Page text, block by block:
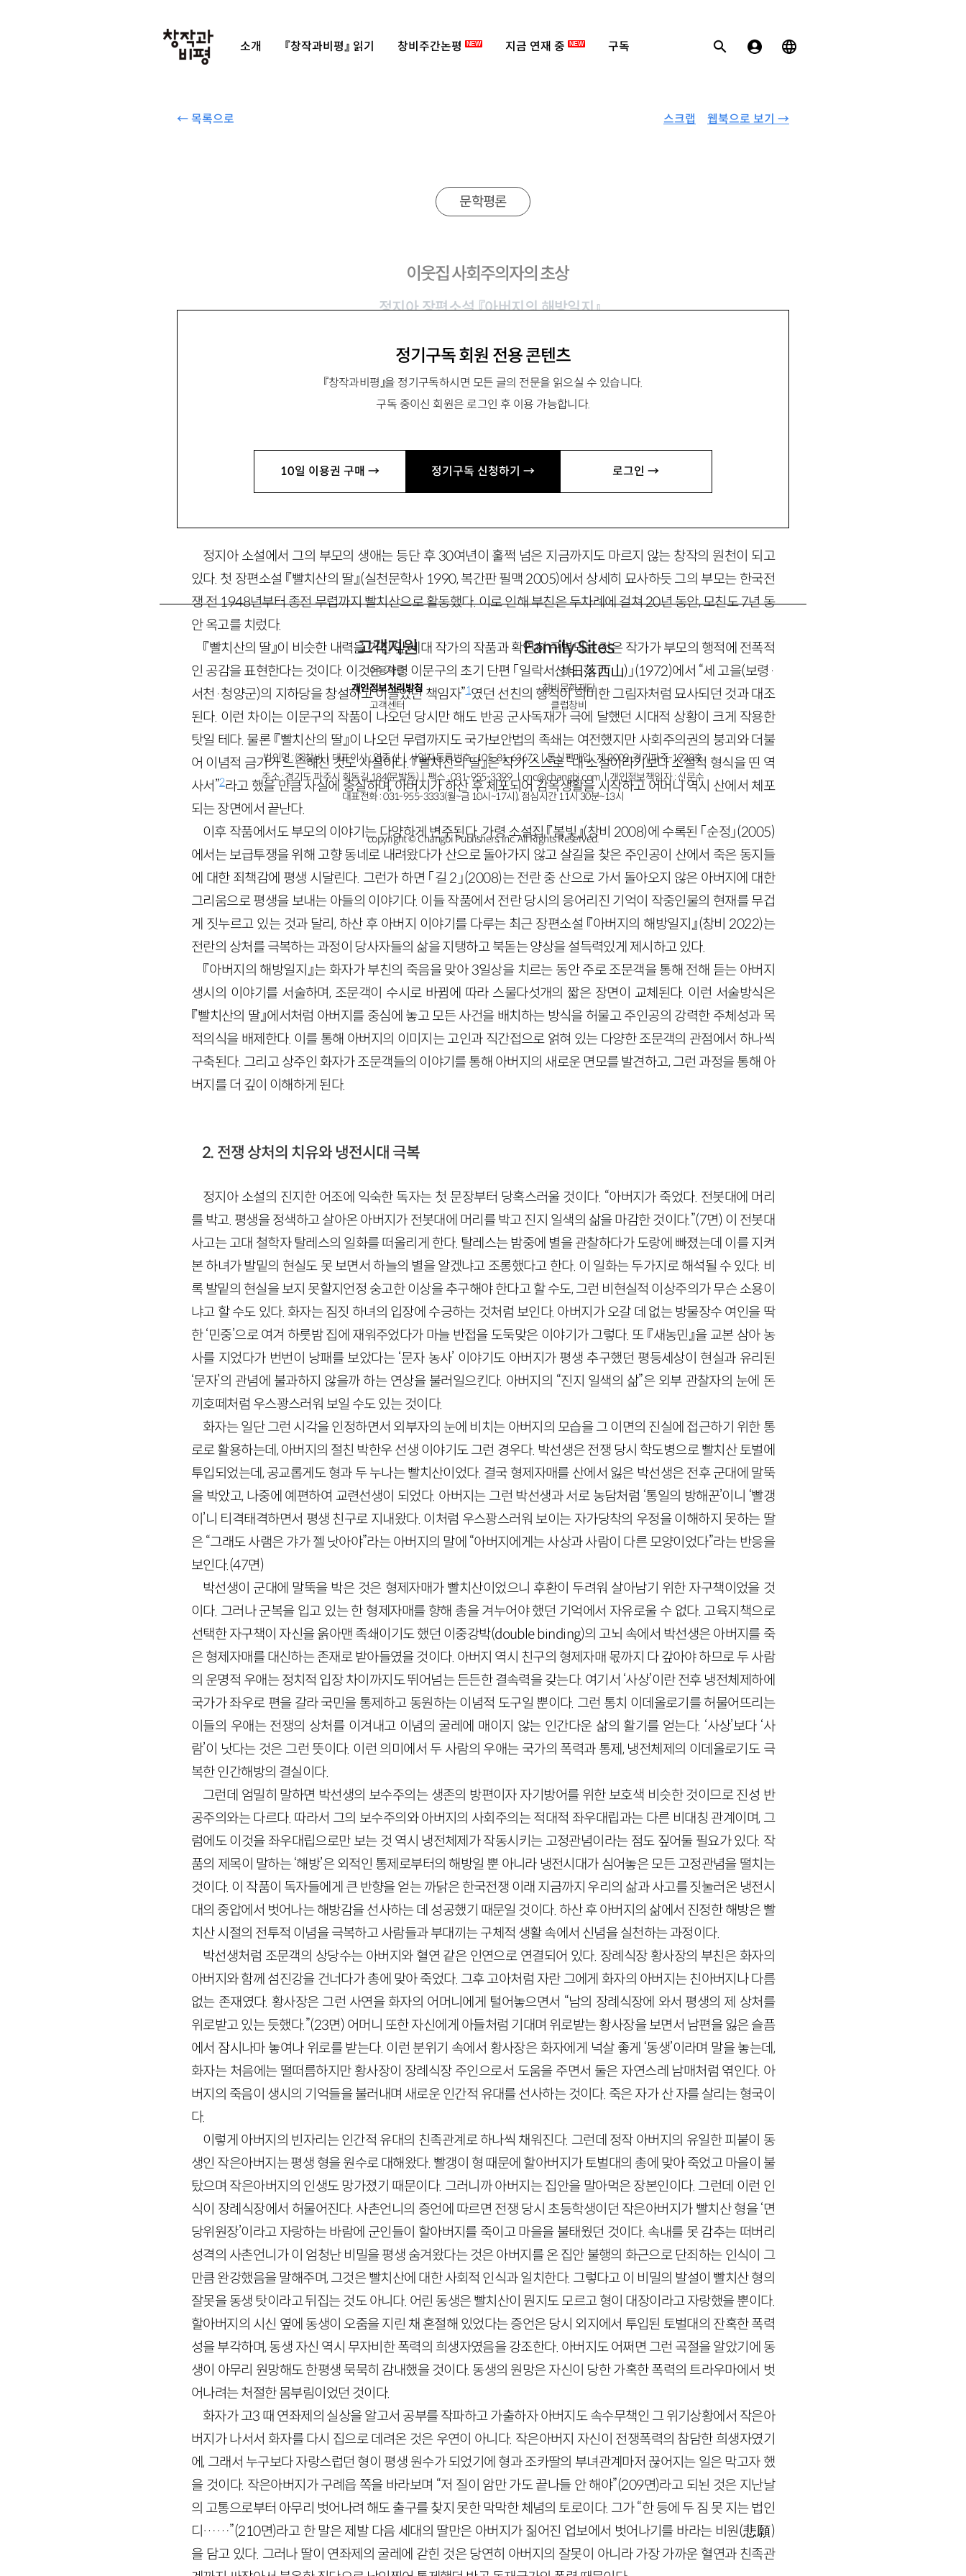
소개 『창작과비평』 읽기 창비주간논평 NEW 지금 연재 중 NEW 구독
← 목록으로 웹북으로 보기 →
스크랩
정기구독 회원 전용 콘텐츠
『창작과비평』을 정기구독하시면 모든 글의 전문을 읽으실 수 있습니다.
구독 중이신 회원은 로그인 후 이용 가능합니다.
10일 이용권 구매 → 정기구독 신청하기 → 로그인 →
문학평론
이웃집 사회주의자의 초상
정지아 장편소설 『아버지의 해방일지』
정지아 소설에서 그의 부모의 생애는 등단 후 30여년이 훌쩍 넘은 지금까지도 마르지 않는 창작의 원천이 되고
있다. 첫 장편소설 『빨치산의 딸』(실천문학사 1990, 복간판 필맥 2005)에서 상세히 묘사하듯 그의 부모는 한국전
쟁 전 1948년부터 종전 무렵까지 빨치산으로 활동했다. 이로 인해 부친은 두차례에 걸쳐 20년 동안, 모친도 7년 동
안 옥고를 치렀다.
『빨치산의 딸』이 비슷한 내력을 가진 앞 세대 작가의 작품과 확연히 구별되는 것은 작가가 부모의 행적에 전폭적
인 공감을 표현한다는 것이다. 이것은 가령 이문구의 초기 단편 「일락서산(日落西山)」(1972)에서 “세 고을(보령·
서천·청양군)의 지하당을 창설하고 이끌었던 책임자”1였던 선친의 행적이 희미한 그림자처럼 묘사되던 것과 대조
된다. 이런 차이는 이문구의 작품이 나오던 당시만 해도 반공 군사독재가 극에 달했던 시대적 상황이 크게 작용한
탓일 테다. 물론 『빨치산의 딸』이 나오던 무렵까지도 국가보안법의 족쇄는 여전했지만 사회주의권의 붕괴와 더불
어 이념적 금기가 느슨해진 것도 사실이다. 『빨치산의 딸』은 작가 스스로 “내 소설이라기보다 소설적 형식을 띤 역
사서”2라고 했을 만큼 사실에 충실하며, 아버지가 하산 후 체포되어 감옥생활을 시작하고 어머니 역시 산에서 체포
되는 장면에서 끝난다.
이후 작품에서도 부모의 이야기는 다양하게 변주된다. 가령 소설집 『봄빛』(창비 2008)에 수록된 「순정」(2005)
에서는 보급투쟁을 위해 고향 동네로 내려왔다가 산으로 돌아가지 않고 살길을 찾은 주인공이 산에서 죽은 동지들
에 대한 죄책감에 평생 시달린다. 그런가 하면 「길 2」(2008)는 전란 중 산으로 가서 돌아오지 않은 아버지에 대한
그리움으로 평생을 보내는 아들의 이야기다. 이들 작품에서 전란 당시의 응어리진 기억이 작중인물의 현재를 무겁
게 짓누르고 있는 것과 달리, 하산 후 아버지 이야기를 다루는 최근 장편소설 『아버지의 해방일지』(창비 2022)는
전란의 상처를 극복하는 과정이 당사자들의 삶을 지탱하고 북돋는 양상을 설득력있게 제시하고 있다.
『아버지의 해방일지』는 화자가 부친의 죽음을 맞아 3일상을 치르는 동안 주로 조문객을 통해 전해 듣는 아버지
생시의 이야기를 서술하며, 조문객이 수시로 바뀜에 따라 스물다섯개의 짧은 장면이 교체된다. 이런 서술방식은
『빨치산의 딸』에서처럼 아버지를 중심에 놓고 모든 사건을 배치하는 방식을 허물고 주인공의 강력한 주체성과 목
적의식을 배제한다. 이를 통해 아버지의 이미지는 고인과 직간접으로 얽혀 있는 다양한 조문객의 관점에서 하나씩
구축된다. 그리고 상주인 화자가 조문객들의 이야기를 통해 아버지의 새로운 면모를 발견하고, 그런 과정을 통해 아
버지를 더 깊이 이해하게 된다.
2. 전쟁 상처의 치유와 냉전시대 극복
정지아 소설의 진지한 어조에 익숙한 독자는 첫 문장부터 당혹스러울 것이다. “아버지가 죽었다. 전봇대에 머리
를 박고. 평생을 정색하고 살아온 아버지가 전봇대에 머리를 박고 진지 일색의 삶을 마감한 것이다.”(7면) 이 전봇대
사고는 고대 철학자 탈레스의 일화를 떠올리게 한다. 탈레스는 밤중에 별을 관찰하다가 도랑에 빠졌는데 이를 지켜
본 하녀가 발밑의 현실도 못 보면서 하늘의 별을 알겠냐고 조롱했다고 한다. 이 일화는 두가지로 해석될 수 있다. 비
록 발밑의 현실을 보지 못할지언정 숭고한 이상을 추구해야 한다고 할 수도, 그런 비현실적 이상주의가 무슨 소용이
냐고 할 수도 있다. 화자는 짐짓 하녀의 입장에 수긍하는 것처럼 보인다. 아버지가 오갈 데 없는 방물장수 여인을 딱
한 ‘민중’으로 여겨 하룻밤 집에 재워주었다가 마늘 반접을 도둑맞은 이야기가 그렇다. 또 『새농민』을 교본 삼아 농
사를 지었다가 번번이 낭패를 보았다는 ‘문자 농사’ 이야기도 아버지가 평생 추구했던 평등세상이 현실과 유리된
‘문자’의 관념에 불과하지 않을까 하는 연상을 불러일으킨다. 아버지의 “진지 일색의 삶”은 외부 관찰자의 눈에 돈
끼호떼처럼 우스꽝스러워 보일 수도 있는 것이다.
화자는 일단 그런 시각을 인정하면서 외부자의 눈에 비치는 아버지의 모습을 그 이면의 진실에 접근하기 위한 통
로로 활용하는데, 아버지의 절친 박한우 선생 이야기도 그런 경우다. 박선생은 전쟁 당시 학도병으로 빨치산 토벌에
투입되었는데, 공교롭게도 형과 두 누나는 빨치산이었다. 결국 형제자매를 산에서 잃은 박선생은 전후 군대에 말뚝
을 박았고, 나중에 예편하여 교련선생이 되었다. 아버지는 그런 박선생과 서로 농담처럼 ‘통일의 방해꾼’이니 ‘빨갱
이’니 티격태격하면서 평생 친구로 지내왔다. 이처럼 우스꽝스러워 보이는 자가당착의 우정을 이해하지 못하는 딸
은 “그래도 사램은 갸가 젤 낫아야”라는 아버지의 말에 “아버지에게는 사상과 사람이 다른 모양이었다”라는 반응을
보인다.(47면)
박선생이 군대에 말뚝을 박은 것은 형제자매가 빨치산이었으니 후환이 두려워 살아남기 위한 자구책이었을 것
이다. 그러나 군복을 입고 있는 한 형제자매를 향해 총을 겨누어야 했던 기억에서 자유로울 수 없다. 고육지책으로
선택한 자구책이 자신을 옭아맨 족쇄이기도 했던 이중강박(double binding)의 고뇌 속에서 박선생은 아버지를 죽
은 형제자매를 대신하는 존재로 받아들였을 것이다. 아버지 역시 친구의 형제자매 몫까지 다 갚아야 하므로 두 사람
의 운명적 우애는 정치적 입장 차이까지도 뛰어넘는 든든한 결속력을 갖는다. 여기서 ‘사상’이란 전후 냉전체제하에
국가가 좌우로 편을 갈라 국민을 통제하고 동원하는 이념적 도구일 뿐이다. 그런 통치 이데올로기를 허물어뜨리는
이들의 우애는 전쟁의 상처를 이겨내고 이념의 굴레에 매이지 않는 인간다운 삶의 활기를 얻는다. ‘사상’보다 ‘사
람’이 낫다는 것은 그런 뜻이다. 이런 의미에서 두 사람의 우애는 국가의 폭력과 통제, 냉전체제의 이데올로기도 극
복한 인간해방의 결실이다.
그런데 엄밀히 말하면 박선생의 보수주의는 생존의 방편이자 자기방어를 위한 보호색 비슷한 것이므로 진성 반
공주의와는 다르다. 따라서 그의 보수주의와 아버지의 사회주의는 적대적 좌우대립과는 다른 비대칭 관계이며, 그
럼에도 이것을 좌우대립으로만 보는 것 역시 냉전체제가 작동시키는 고정관념이라는 점도 짚어둘 필요가 있다. 작
품의 제목이 말하는 ‘해방’은 외적인 통제로부터의 해방일 뿐 아니라 냉전시대가 심어놓은 모든 고정관념을 떨치는
것이다. 이 작품이 독자들에게 큰 반향을 얻는 까닭은 한국전쟁 이래 지금까지 우리의 삶과 사고를 짓눌러온 냉전시
대의 중압에서 벗어나는 해방감을 선사하는 데 성공했기 때문일 것이다. 하산 후 아버지의 삶에서 진정한 해방은 빨
치산 시절의 전투적 이념을 극복하고 사람들과 부대끼는 구체적 생활 속에서 신념을 실천하는 과정이다.
박선생처럼 조문객의 상당수는 아버지와 혈연 같은 인연으로 연결되어 있다. 장례식장 황사장의 부친은 화자의
아버지와 함께 섬진강을 건너다가 총에 맞아 죽었다. 그후 고아처럼 자란 그에게 화자의 아버지는 친아버지나 다름
없는 존재였다. 황사장은 그런 사연을 화자의 어머니에게 털어놓으면서 “남의 장례식장에 와서 평생의 제 상처를
위로받고 있는 듯했다.”(23면) 어머니 또한 자신에게 아들처럼 기대며 위로받는 황사장을 보면서 남편을 잃은 슬픔
에서 잠시나마 놓여나 위로를 받는다. 이런 분위기 속에서 황사장은 화자에게 넉살 좋게 ‘동생’이라며 말을 놓는데,
화자는 처음에는 떨떠름하지만 황사장이 장례식장 주인으로서 도움을 주면서 둘은 자연스레 남매처럼 엮인다. 아
버지의 죽음이 생시의 기억들을 불러내며 새로운 인간적 유대를 선사하는 것이다. 죽은 자가 산 자를 살리는 형국이
다.
이렇게 아버지의 빈자리는 인간적 유대의 친족관계로 하나씩 채워진다. 그런데 정작 아버지의 유일한 피붙이 동
생인 작은아버지는 평생 형을 원수로 대해왔다. 빨갱이 형 때문에 할아버지가 토벌대의 총에 맞아 죽었고 마을이 불
탔으며 작은아버지의 인생도 망가졌기 때문이다. 그러니까 아버지는 집안을 말아먹은 장본인이다. 그런데 이런 인
식이 장례식장에서 허물어진다. 사촌언니의 증언에 따르면 전쟁 당시 초등학생이던 작은아버지가 빨치산 형을 ‘면
당위원장’이라고 자랑하는 바람에 군인들이 할아버지를 죽이고 마을을 불태웠던 것이다. 속내를 못 감추는 떠버리
성격의 사촌언니가 이 엄청난 비밀을 평생 숨겨왔다는 것은 아버지를 온 집안 불행의 화근으로 단죄하는 인식이 그
만큼 완강했음을 말해주며, 그것은 빨치산에 대한 사회적 인식과 일치한다. 그렇다고 이 비밀의 발설이 빨치산 형의
잘못을 동생 탓이라고 뒤집는 것도 아니다. 어린 동생은 빨치산이 뭔지도 모르고 형이 대장이라고 자랑했을 뿐이다.
할아버지의 시신 옆에 동생이 오줌을 지린 채 혼절해 있었다는 증언은 당시 외지에서 투입된 토벌대의 잔혹한 폭력
성을 부각하며, 동생 자신 역시 무자비한 폭력의 희생자였음을 강조한다. 아버지도 어쩌면 그런 곡절을 알았기에 동
생이 아무리 원망해도 한평생 묵묵히 감내했을 것이다. 동생의 원망은 자신이 당한 가혹한 폭력의 트라우마에서 벗
어나려는 처절한 몸부림이었던 것이다.
화자가 고3 때 연좌제의 실상을 알고서 공부를 작파하고 가출하자 아버지도 속수무책인 그 위기상황에서 작은아
버지가 나서서 화자를 다시 집으로 데려온 것은 우연이 아니다. 작은아버지 자신이 전쟁폭력의 참담한 희생자였기
에, 그래서 누구보다 자랑스럽던 형이 평생 원수가 되었기에 형과 조카딸의 부녀관계마저 끊어지는 일은 막고자 했
을 것이다. 작은아버지가 구례읍 쪽을 바라보며 “저 질이 암만 가도 끝나들 안 해야”(209면)라고 되뇐 것은 지난날
의 고통으로부터 아무리 벗어나려 해도 출구를 찾지 못한 막막한 체념의 토로이다. 그가 “한 등에 두 짐 못 지는 법인
디……”(210면)라고 한 말은 제발 다음 세대의 딸만은 아버지가 짊어진 업보에서 벗어나기를 바라는 비원(悲願)
을 담고 있다. 그러나 딸이 연좌제의 굴레에 갇힌 것은 당연히 아버지의 잘못이 아니라 가장 가까운 혈연과 친족관
고객지원
이용약관
개인정보처리방침
고객센터
Family Sites
창비
창비문화재단
클럽창비
법인명 : ㈜창비ㅣ대표이사 : 염종선ㅣ사업자등록번호 : 105-81-63672ㅣ통신판매업 : 제 2009-경기파주-1928호
주소 : 경기도 파주시 회동길 184(문발동)ㅣ팩스 : 031-955-3399 ㅣcnc@changbi.com ㅣ개인정보책임자 : 신문수
대표전화 : 031-955-3333(월~금 10시~17시), 점심시간 11시 30분~13시
copyright © Changbi Publishers, inc. All Rights Reserved.